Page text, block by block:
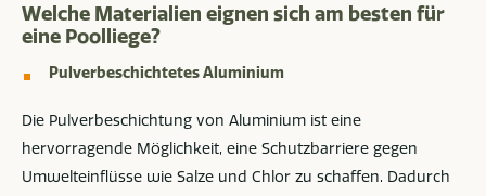
Welche Materialien eignen sich am besten für
eine Poolliege?
Pulverbeschichtetes Aluminium
Die Pulverbeschichtung von Aluminium ist eine
hervorragende Möglichkeit, eine Schutzbarriere gegen
Umwelteinflüsse wie Salze und Chlor zu schaffen. Dadurch